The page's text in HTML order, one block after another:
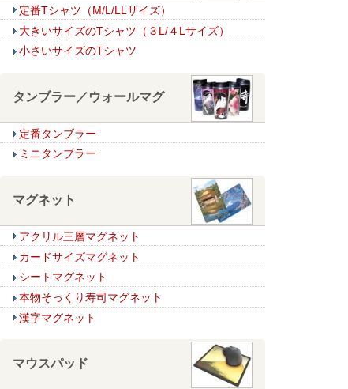
定番Tシャツ（M/L/LLサイズ）
大きいサイズのTシャツ（３L/４Lサイズ）
小さいサイズのTシャツ
タンブラー／ウォールマグ
定番タンブラー
ミニタンブラー
マグネット
アクリル三層マグネット
カードサイズマグネット
シートマグネット
本物そっくり寿司マグネット
漢字マグネット
マウスパッド